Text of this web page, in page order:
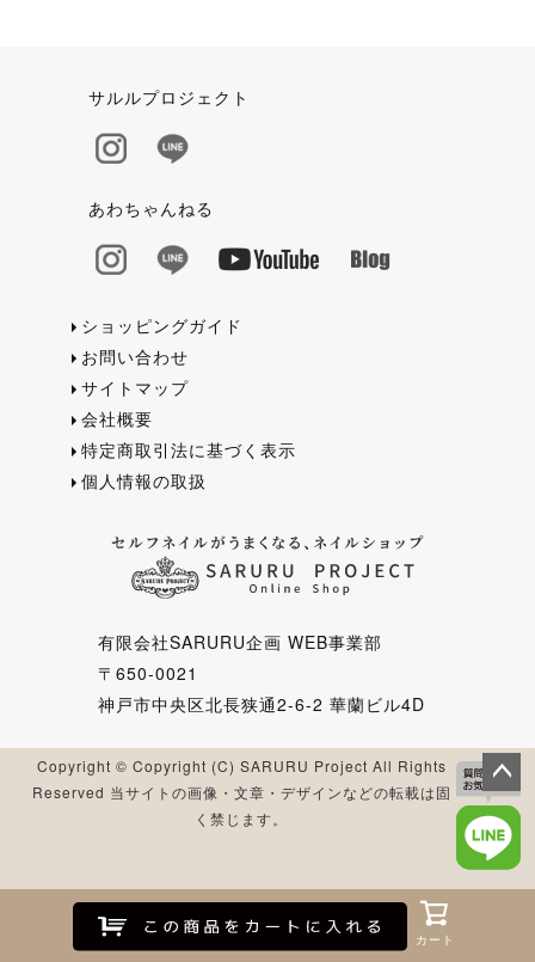
Myページ カート
Myページ カートカート
ペー
ジト
ップ
有限会社SARURU企画 WEB事業部
〒650-0021
神戸市中央区北長狭通2-6-2 華蘭ビル4D
ショッピングガイド
お問い合わせ
サイトマップ
会社概要
特定商取引法に基づく表示
個人情報の取扱
サルルプロジェクト
あわちゃんねる
Copyright © Copyright (C) SARURU Project All Rights
Reserved 当サイトの画像・文章・デザインなどの転載は固
く禁じます。